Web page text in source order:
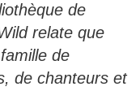
de
relate que
de
de chanteurs et